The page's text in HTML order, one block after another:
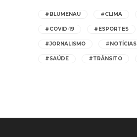
#BLUMENAU #CLIMA
#COVID-19 #ESPORTES
#JORNALISMO #NOTÍCIAS
#SAÚDE #TRÂNSITO